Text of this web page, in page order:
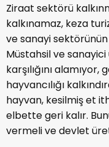
Ziraat sektörü
kalkınamaz, keza
ve sanayi
Müstahsil ve
karşılığını
hayvancılığı
hayvan, kesilmiş et
elbette geri kalır.
vermeli ve devlet